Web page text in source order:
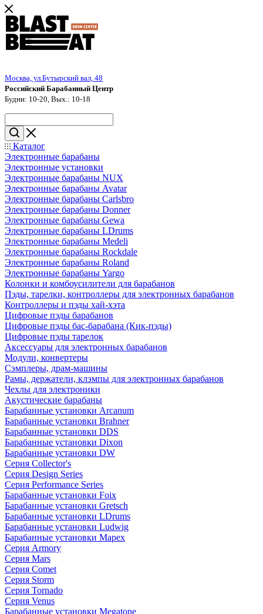
Москва, ул.Бутырский вал, 48
Российский Барабанный Центр
Будни: 10-20, Вых.: 10-18
Каталог
Электронные барабаны
Электронные установки
Электронные барабаны NUX
Электронные барабаны Avatar
Электронные барабаны Carlsbro
Электронные барабаны Donner
Электронные барабаны Gewa
Электронные барабаны LDrums
Электронные барабаны Medeli
Электронные барабаны Rockdale
Электронные барабаны Roland
Электронные барабаны Yargo
Колонки и комбоусилители для барабанов
Пэды, тарелки, контроллеры для электронных барабанов
Контроллеры и пэды хай-хэта
Цифровые пэды барабанов
Цифровые пэды бас-барабана (Кик-пэды)
Цифровые пэды тарелок
Аксессуары для электронных барабанов
Модули, конвертеры
Сэмплеры, драм-машины
Рамы, держатели, клэмпы для электронных барабанов
Чехлы для электроники
Акустические барабаны
Барабанные установки Arcanum
Барабанные установки Brahner
Барабанные установки DDS
Барабанные установки Dixon
Барабанные установки DW
Серия Collector's
Серия Design Series
Серия Performance Series
Барабанные установки Foix
Барабанные установки Gretsch
Барабанные установки LDrums
Барабанные установки Ludwig
Барабанные установки Mapex
Серия Armory
Серия Mars
Серия Comet
Серия Storm
Серия Tornado
Серия Venus
Барабанные установки Megatone